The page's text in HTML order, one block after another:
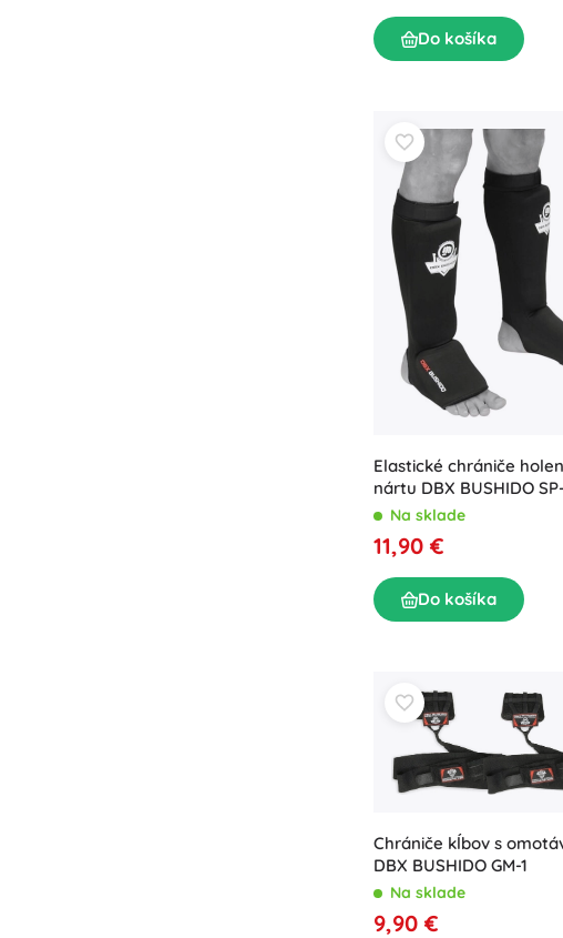
Do košíka
Elastické chrániče
nártu DBX BUSHIDO
Na sklade
11,90 €
Do košíka
Chrániče kĺbov s
DBX BUSHIDO GM-1
Na sklade
9,90 €